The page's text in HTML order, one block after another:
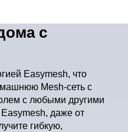
с
Easymesh, что
Mesh-сеть с
с любыми другими
даже от
гибкую,